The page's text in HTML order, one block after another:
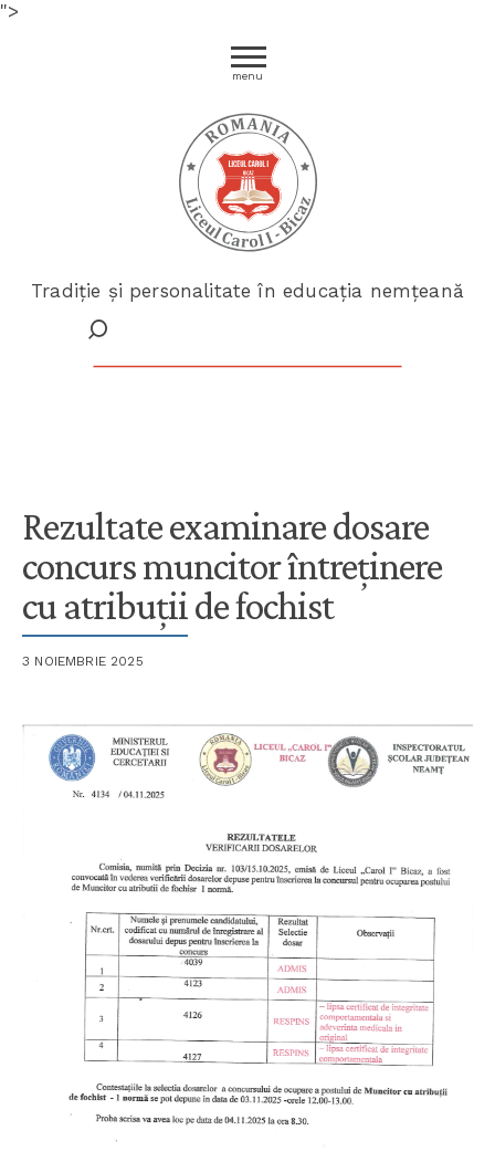
">
Tradiție și personalitate în educația nemțeană
menu
Rezultate examinare dosare
concurs muncitor întreținere
cu atribuții de fochist
3 NOIEMBRIE 2025